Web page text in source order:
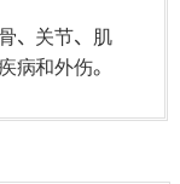
、关节、肌
病和外伤。